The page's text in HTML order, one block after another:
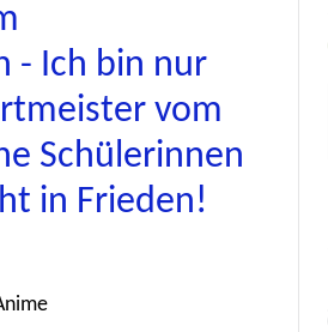
- Ich bin nur
vom
Schülerinnen
in Frieden!